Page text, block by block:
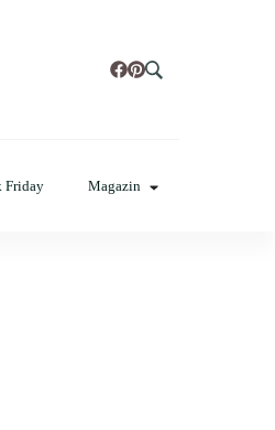
Friday Magazin